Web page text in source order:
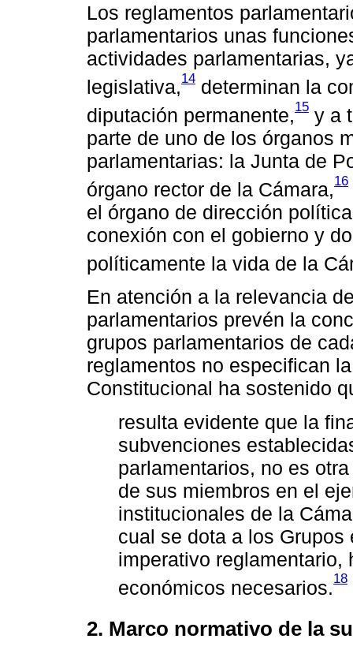
Los reglamentos
parlamentarios unas
actividades parlamentarias,
legislativa,14 determinan la
diputación permanente,15 y a
parte de uno de los órganos
parlamentarias: la Junta de
órgano rector de la Cámara,16
el órgano de dirección
conexión con el gobierno y
políticamente la vida de la
En atención a la relevancia
parlamentarios prevén la
grupos parlamentarios de
reglamentos no especifican
Constitucional ha sostenido
resulta evidente que la
subvenciones
parlamentarios, no es
de sus miembros en el
institucionales de la
cual se dota a los
imperativo reglamentario,
económicos necesarios.18
2. Marco normativo de la